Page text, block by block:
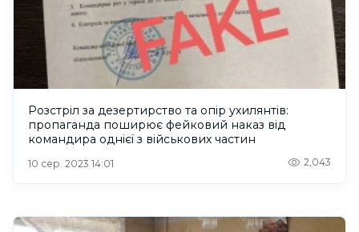
Розстріл за дезертирство та опір ухилянтів:
пропаганда поширює фейковий наказ від
командира однієї з військових частин
10 сер. 2023 14:01 2,043